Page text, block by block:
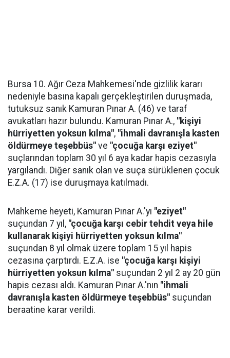
Bursa 10. Ağır Ceza Mahkemesi'nde gizlilik kararı
nedeniyle basına kapalı gerçekleştirilen duruşmada,
tutuksuz sanık Kamuran Pınar A. (46) ve taraf
avukatları hazır bulundu. Kamuran Pınar A., "kişiyi
hürriyetten yoksun kılma", "ihmali davranışla kasten
öldürmeye teşebbüs" ve "çocuğa karşı eziyet"
suçlarından toplam 30 yıl 6 aya kadar hapis cezasıyla
yargılandı. Diğer sanık olan ve suça sürüklenen çocuk
E.Z.A. (17) ise duruşmaya katılmadı.
Mahkeme heyeti, Kamuran Pınar A.'yı "eziyet"
suçundan 7 yıl, "çocuğa karşı cebir tehdit veya hile
kullanarak kişiyi hürriyetten yoksun kılma"
suçundan 8 yıl olmak üzere toplam 15 yıl hapis
cezasına çarptırdı. E.Z.A. ise "çocuğa karşı kişiyi
hürriyetten yoksun kılma" suçundan 2 yıl 2 ay 20 gün
hapis cezası aldı. Kamuran Pınar A.'nın "ihmali
davranışla kasten öldürmeye teşebbüs" suçundan
beraatine karar verildi.